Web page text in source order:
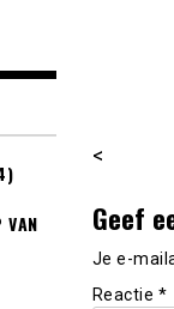
<
Geef
Je e-
Reactie *
VAN